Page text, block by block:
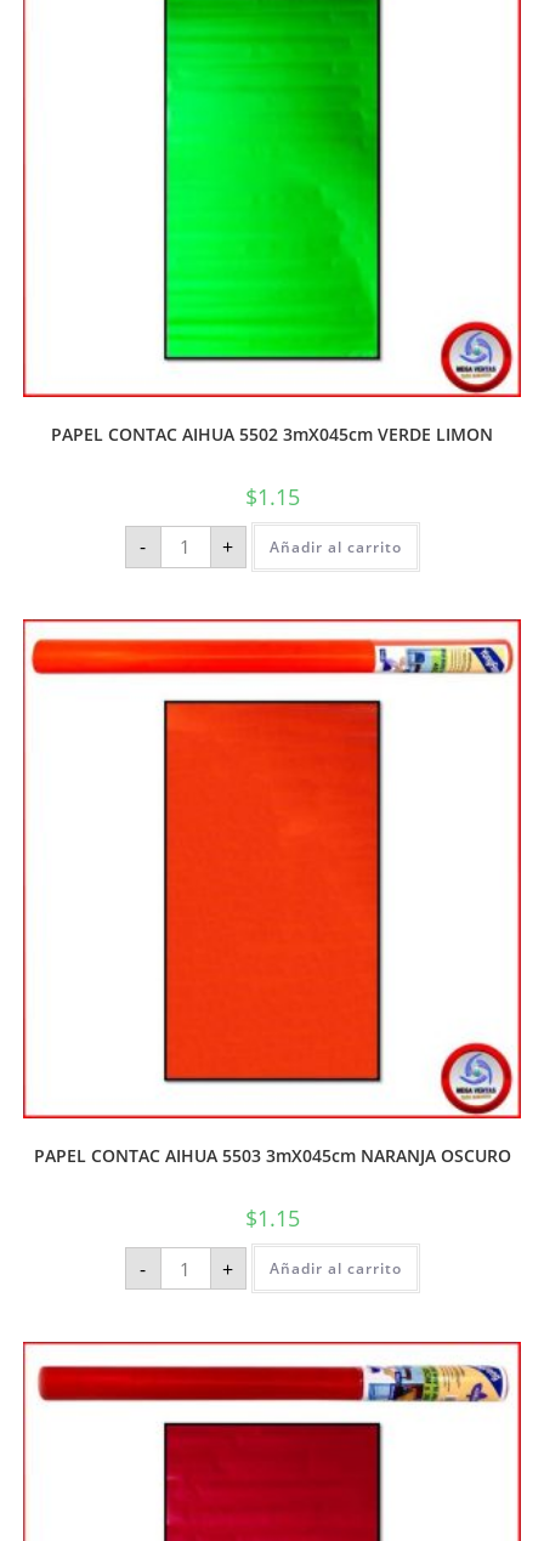
PAPEL CONTAC AIHUA 5502 3mX045cm VERDE LIMON
$1.15
- + Añadir al carrito
PAPEL CONTAC AIHUA 5503 3mX045cm NARANJA OSCURO
$1.15
- + Añadir al carrito